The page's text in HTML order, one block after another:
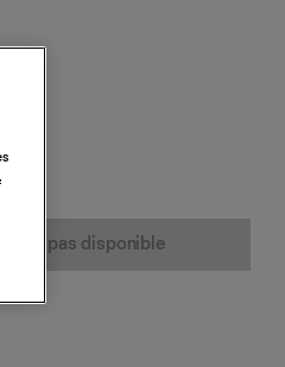
pas disponible